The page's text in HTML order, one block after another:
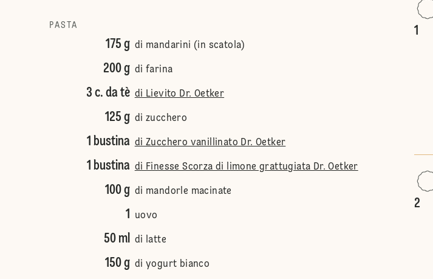
PASTA
175 g di mandarini (in scatola)
200 g di farina
3 c. da tè di Lievito Dr. Oetker
125 g di zucchero
1 bustina di Zucchero vanillinato Dr. Oetker
1 bustina di Finesse Scorza di limone grattugiata Dr. Oetker
100 g di mandorle macinate
1 uovo
50 ml di latte
150 g di yogurt bianco
1
2